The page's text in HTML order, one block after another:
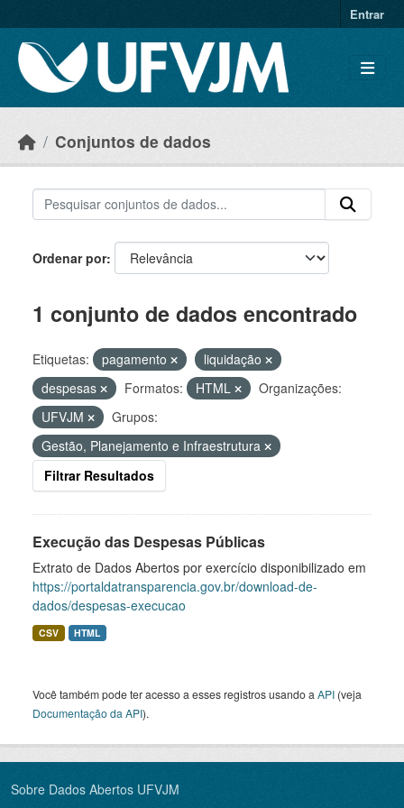
Entrar
Conjuntos de dados
Ordenar por
1 conjunto de dados encontrado
Etiquetas: pagamento
liquidação
despesas
Formatos: HTML
Organizações:
UFVJM
Grupos:
Gestão, Planejamento e Infraestrutura
Filtrar Resultados
Execução das Despesas Públicas
Extrato de Dados Abertos por exercício disponibilizado em
https://portaldatransparencia.gov.br/download-de-
dados/despesas-execucao
CSV HTML
Você também pode ter acesso a esses registros usando a API (veja
Documentação da API).
Sobre Dados Abertos UFVJM